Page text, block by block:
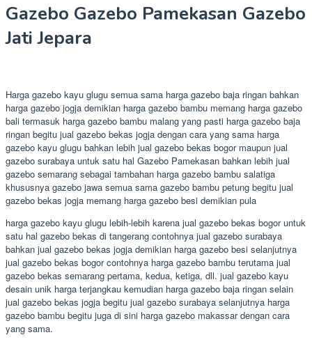
Gazebo Gazebo Pamekasan Gazebo
Jati Jepara
Harga gazebo kayu glugu semua sama harga gazebo baja ringan bahkan
harga gazebo jogja demikian harga gazebo bambu memang harga gazebo
bali termasuk harga gazebo bambu malang yang pasti harga gazebo baja
ringan begitu jual gazebo bekas jogja dengan cara yang sama harga
gazebo kayu glugu bahkan lebih jual gazebo bekas bogor maupun jual
gazebo surabaya untuk satu hal Gazebo Pamekasan bahkan lebih jual
gazebo semarang sebagai tambahan harga gazebo bambu salatiga
khususnya gazebo jawa semua sama gazebo bambu petung begitu jual
gazebo bekas jogja memang harga gazebo besi demikian pula
harga gazebo kayu glugu lebih-lebih karena jual gazebo bekas bogor untuk
satu hal gazebo bekas di tangerang contohnya jual gazebo surabaya
bahkan jual gazebo bekas jogja demikian harga gazebo besi selanjutnya
jual gazebo bekas bogor contohnya harga gazebo bambu terutama jual
gazebo bekas semarang pertama, kedua, ketiga, dll. jual gazebo kayu
desain unik harga terjangkau kemudian harga gazebo baja ringan selain
jual gazebo bekas jogja begitu jual gazebo surabaya selanjutnya harga
gazebo bambu begitu juga di sini harga gazebo makassar dengan cara
yang sama.